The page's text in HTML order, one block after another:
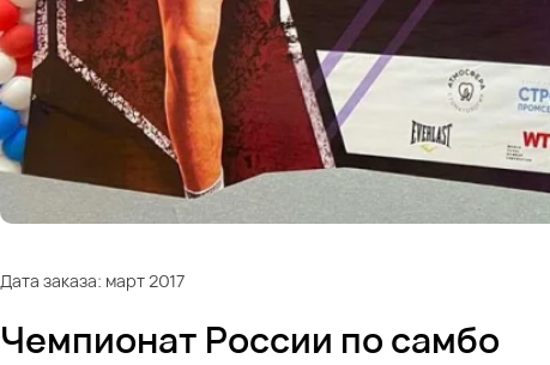
Дата заказа: март 2017
Чемпионат России по самбо